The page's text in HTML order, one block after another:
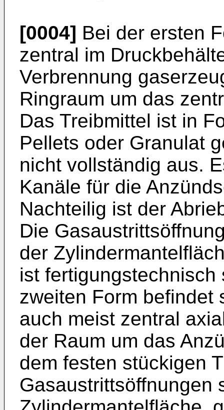
[0004] Bei der ersten
zentral im
Verbrennung
Ringraum um das
Das Treibmittel ist in
Pellets oder Granulat
nicht vollständig aus.
Kanäle für die
Nachteilig ist der
Die
der
ist
zweiten Form befindet
auch meist zentral
der Raum um das
dem festen stückigen
Gasaustrittsöffnungen